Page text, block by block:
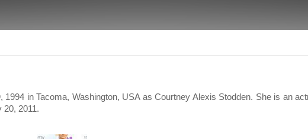
in Tacoma, Washington, USA as Courtney Alexis Stodden. She is an
20, 2011.